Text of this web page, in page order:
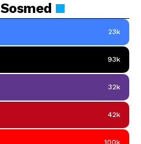
Sosmed
23k
93k
32k
42k
100k